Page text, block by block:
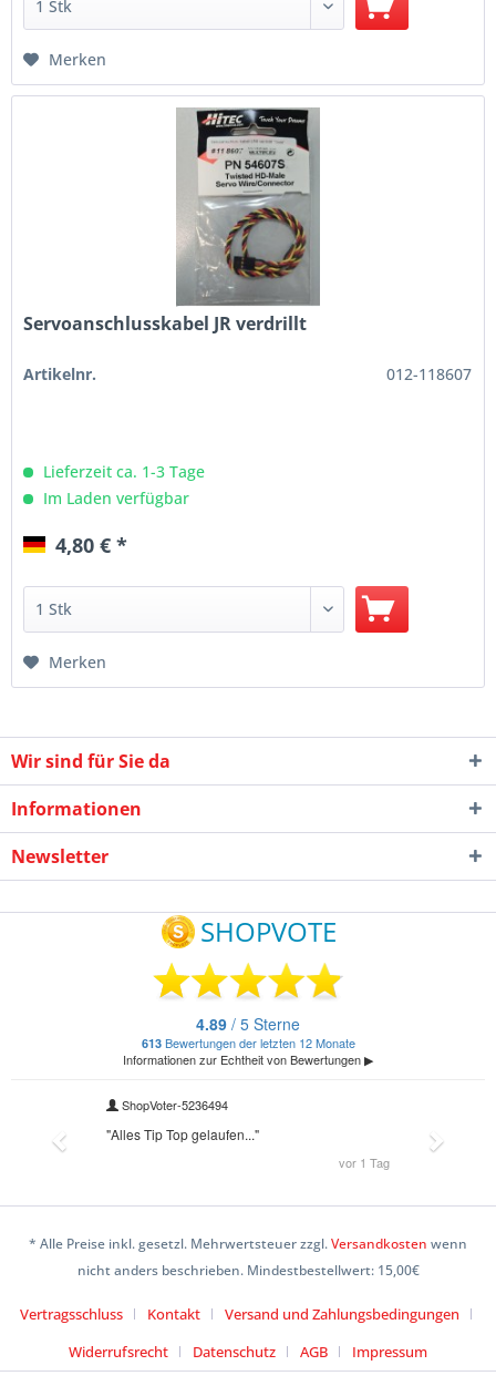
Merken
Servoanschlusskabel JR verdrillt
Artikelnr. 012-118607
Lieferzeit ca. 1-3 Tage
Im Laden verfügbar
4,80 € *
Merken
Wir sind für Sie da
Informationen
Newsletter
* Alle Preise inkl. gesetzl. Mehrwertsteuer zzgl.Versandkosten wenn
nicht anders beschrieben. Mindestbestellwert: 15,00€
Vertragsschluss Kontakt
Versand und Zahlungsbedingungen
Widerrufsrecht
Datenschutz AGB Impressum